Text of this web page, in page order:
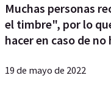
Muchas personas
el timbre", por lo
hacer en caso de
19 de mayo de 2022